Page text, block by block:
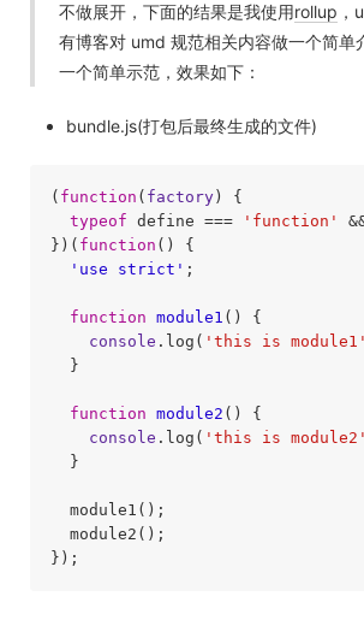
不做展开，下面的结果是我使用rollup
有博客对 umd 规范相关内容做一个简单
一个简单示范，效果如下：
bundle.js(打包后最终生成的文件)
( function ( factory) {
typeof define === 'function'
})( function ( )
  'use strict'
;
function module1 ( ) {
console .log( 'this is module1'
  }
function module2 ( ) {
console .log( 'this is module2'
  }
  module1();
  module2();
});